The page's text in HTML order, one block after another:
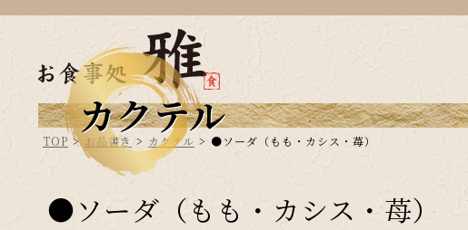
カクテル
TOP > お品書き > カクテル > ●ソーダ（もも・カシス・苺）
●ソーダ（もも・カシス・苺）